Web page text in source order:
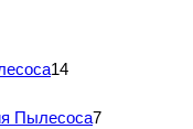
14
Пылесоса7